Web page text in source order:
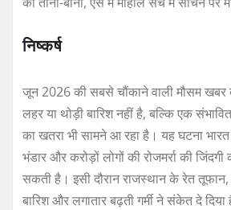
निष्कर्ष
जून 2026 की सबसे चौंकाने वाली मौसम खबर
लहर या थोड़ी बारिश नहीं है, बल्कि एक
का खतरा भी सामने आ रहा है। यह घटना
भंडार और करोड़ों लोगों की रोजमर्रा की
सकती है। इसी दौरान राजस्थान के रेत तूफान,
बारिश और लगातार बढ़ती गर्मी ने संकेत दे